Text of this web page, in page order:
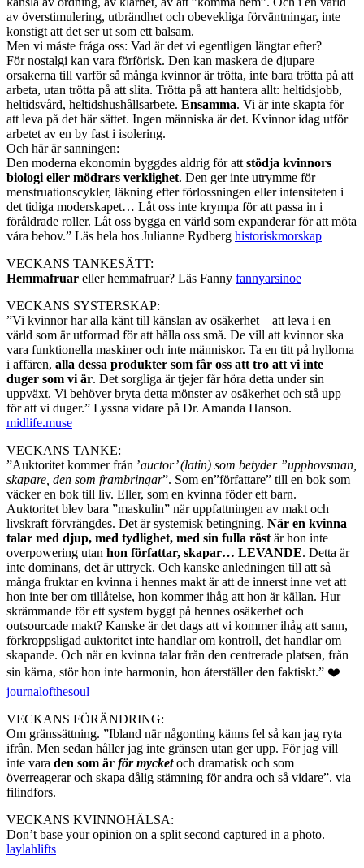
av överstimulering, utbrändhet och obevekliga förväntningar, inte
konstigt att det ser ut som ett balsam.
Men vi måste fråga oss: Vad är det vi egentligen längtar efter?
För nostalgi kan vara förförisk. Den kan maskera de djupare
orsakerna till varför så många kvinnor är trötta, inte bara trötta på att
arbeta, utan trötta på att slita. Trötta på att hantera allt: heltidsjobb,
heltidsvård, heltidshushållsarbete. Ensamma. Vi är inte skapta för
att leva på det här sättet. Ingen människa är det. Kvinnor idag utför
arbetet av en by fast i isolering.
Och här är sanningen:
Den moderna ekonomin byggdes aldrig för att stödja kvinnors
biologi eller mödrars verklighet. Den ger inte utrymme för
menstruationscykler, läkning efter förlossningen eller intensiteten i
det tidiga moderskapet… Låt oss inte krympa för att passa in i
föråldrade roller. Låt oss bygga en värld som expanderar för att möta
våra behov.” Läs hela hos Julianne Rydberg historiskmorskap
VECKANS TANKESÄTT:
Hemmafruar eller hemmafruar? Läs Fanny fannyarsinoe
VECKANS SYSTERSKAP:
”Vi kvinnor har alla känt till känslan av osäkerhet – att leva i en
värld som är utformad för att hålla oss små. De vill att kvinnor ska
vara funktionella maskiner och inte människor. Ta en titt på hyllorna
i affären, alla dessa produkter som får oss att tro att vi inte
duger som vi är. Det sorgliga är tjejer får höra detta under sin
uppväxt. Vi behöver bryta detta mönster av osäkerhet och stå upp
för att vi duger.” Lyssna vidare på Dr. Amanda Hanson.
midlife.muse
VECKANS TANKE:
”Auktoritet kommer från ’auctor’ (latin) som betyder ”upphovsman,
skapare, den som frambringar”. Som en”författare” till en bok som
väcker en bok till liv. Eller, som en kvinna föder ett barn.
Auktoritet blev bara ”maskulin” när uppfattningen av makt och
livskraft förvrängdes. Det är systemisk betingning. När en kvinna
talar med djup, med tydlighet, med sin fulla röst är hon inte
overpowering utan hon författar, skapar… LEVANDE. Detta är
inte dominans, det är uttryck. Och kanske anledningen till att så
många fruktar en kvinna i hennes makt är att de innerst inne vet att
hon inte ber om tillåtelse, hon kommer ihåg att hon är källan. Hur
skrämmande för ett system byggt på hennes osäkerhet och
outsourcade makt? Kanske är det dags att vi kommer ihåg att sann,
förkroppsligad auktoritet inte handlar om kontroll, det handlar om
skapande. Och när en kvinna talar från den centrerade platsen, från
sin kärna, stör hon inte harmonin, hon återställer den faktiskt.” ❤️
journalofthesoul
VECKANS FÖRÄNDRING:
Om gränssättning. ”Ibland när någonting känns fel så kan jag ryta
ifrån. Men sedan håller jag inte gränsen utan ger upp. För jag vill
inte vara den som är för mycketoch dramatisk och som
överreagerar och skapa dålig stämning för andra och så vidare”. via
filindfors.
VECKANS KVINNOHÄLSA:
Don’t base your opinion on a split second captured in a photo.
laylahlifts